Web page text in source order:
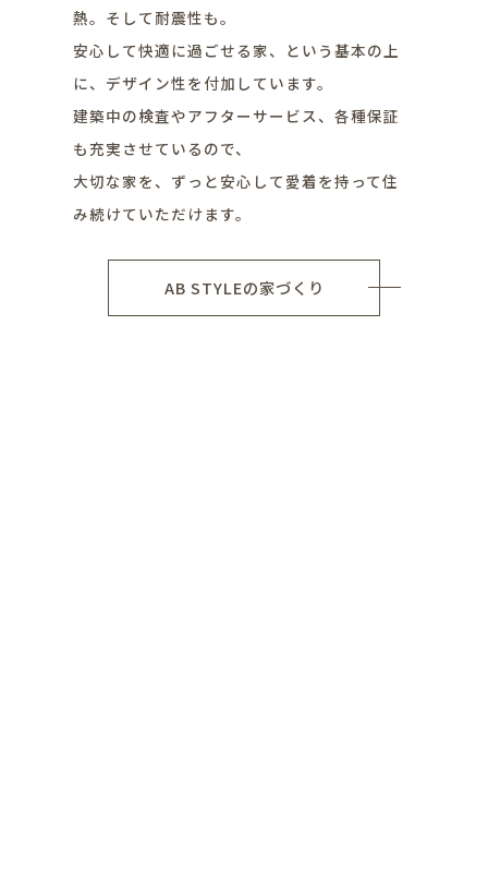
熱。そして耐震性も。
安心して快適に過ごせる家、という基本の上
に、デザイン性を付加しています。
建築中の検査やアフターサービス、各種保証
も充実させているので、
大切な家を、ずっと安心して愛着を持って住
み続けていただけます。
AB STYLEの家づくり